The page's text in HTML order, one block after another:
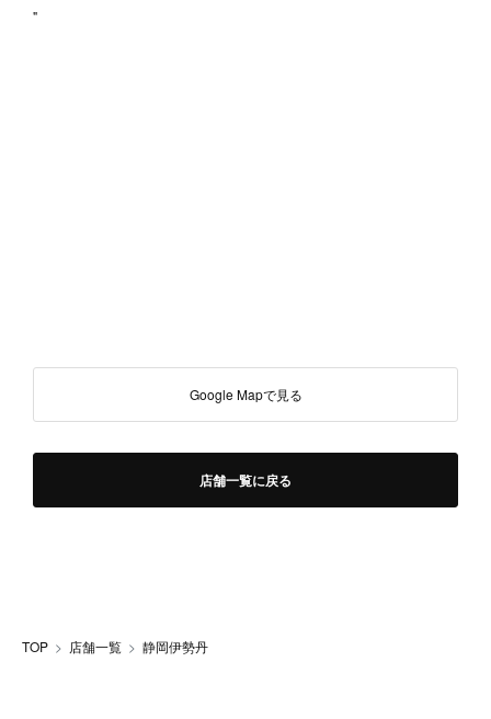
"
Google Mapで見る
店舗一覧に戻る
TOP 店舗一覧 静岡伊勢丹